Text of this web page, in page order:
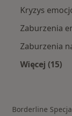
Kryzys
Zaburzenia
Zaburzenia
Więcej (15)
Borderline